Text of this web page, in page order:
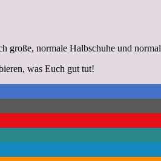
große, normale Halbschuhe und
was Euch gut tut!